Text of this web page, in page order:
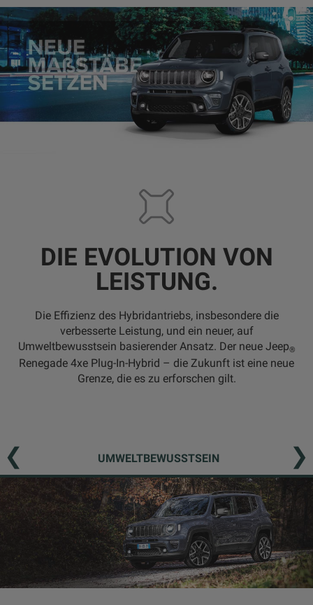
DIE EVOLUTION VON
LEISTUNG.
Die Effizienz des Hybridantriebs, insbesondere die
verbesserte Leistung, und ein neuer, auf
Umweltbewusstsein basierender Ansatz. Der neue Jeep®
Renegade 4xe Plug-In-Hybrid – die Zukunft ist eine neue
Grenze, die es zu erforschen gilt.
UMWELTBEWUSSTSEIN